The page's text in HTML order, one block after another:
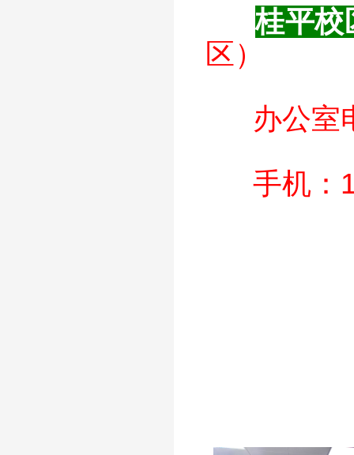
桂平校
区）
办公室
手机：